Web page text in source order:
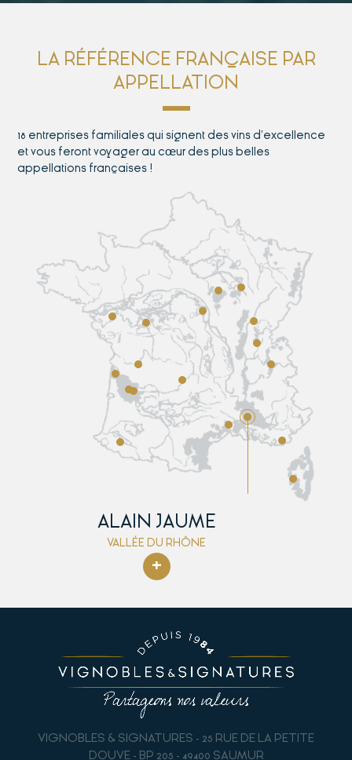
LA RÉFÉRENCE FRANÇAISE PAR
APPELLATION
18 entreprises familiales qui signent des vins d’excellence
et vous feront voyager au cœur des plus belles
appellations françaises !
ALAIN JAUME
VALLÉE DU RHÔNE
+
VIGNOBLES & SIGNATURES - 25 RUE DE LA PETITE
DOUVE - BP 205 - 49400 SAUMUR